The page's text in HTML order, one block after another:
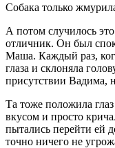
Собака только
А потом случилось
отличник. Он был
Маша. Каждый раз,
глаза и склоняла
присутствии Вадима,
Та тоже положила
вкусом и просто
пытались перейти ей
точно ничего не